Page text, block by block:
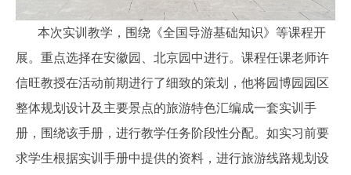
本次实训教学，围绕《全国导游基础知识》等课程开
展。重点选择在安徽园、北京园中进行。课程任课老师许
信旺教授在活动前期进行了细致的策划，他将园博园园区
整体规划设计及主要景点的旅游特色汇编成一套实训手
册，围绕该手册，进行教学任务阶段性分配。如实习前要
求学生根据实训手册中提供的资料，进行旅游线路规划设